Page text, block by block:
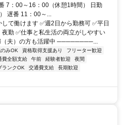
7：00～16：00（休憩1時間） 日勤
遅番 11：00～...
て働けます ✅週2日から勤務可 ✅平日
勤 ✅仕事と私生活の両立がしやすい
（夫）の方も活躍中 ────────...
みOK 資格取得支援あり
フリーター歓迎
費全額支給 午前 経験者歓迎
夜間
ランクOK 交通費支給
長期歓迎